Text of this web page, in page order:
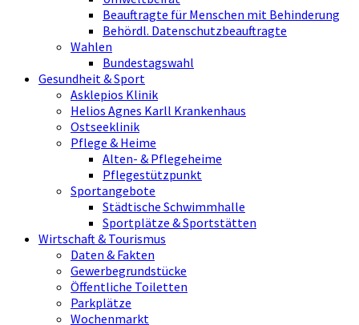
Beauftragte für Menschen mit Behinderung
Behördl. Datenschutzbeauftragte
Wahlen
Bundestagswahl
Gesundheit & Sport
Asklepios Klinik
Helios Agnes Karll Krankenhaus
Ostseeklinik
Pflege & Heime
Alten- & Pflegeheime
Pflegestützpunkt
Sportangebote
Städtische Schwimmhalle
Sportplätze & Sportstätten
Wirtschaft & Tourismus
Daten & Fakten
Gewerbegrundstücke
Öffentliche Toiletten
Parkplätze
Wochenmarkt